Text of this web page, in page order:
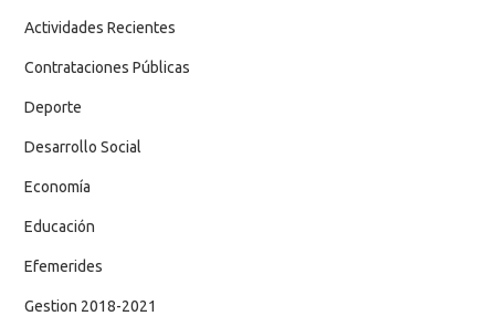
Actividades Recientes
Contrataciones Públicas
Deporte
Desarrollo Social
Economía
Educación
Efemerides
Gestion 2018-2021